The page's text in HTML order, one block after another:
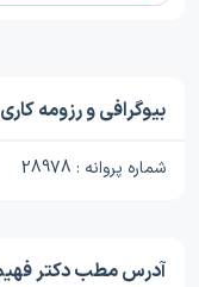
بیوگرافی و رزومه
شماره پروانه : 28978
آدرس مطب دکتر